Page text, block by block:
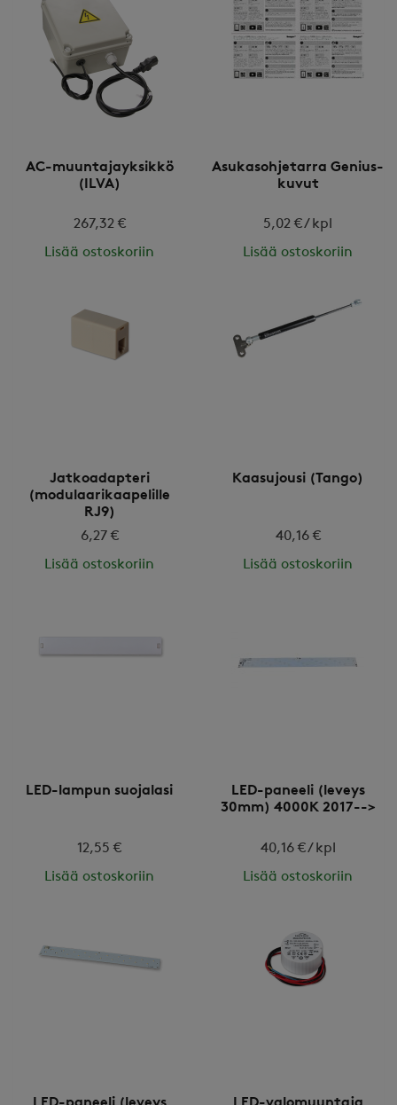
AC-muuntajayksikkö
(ILVA)
267,32 €
Lisää ostoskoriin
Asukasohjetarra Genius-
kuvut
5,02 € / kpl
Lisää ostoskoriin
Jatkoadapteri
(modulaarikaapelille
RJ9)
6,27 €
Lisää ostoskoriin
Kaasujousi (Tango)
40,16 €
Lisää ostoskoriin
LED-lampun suojalasi
12,55 €
Lisää ostoskoriin
LED-paneeli (leveys
30mm) 4000K 2017-->
40,16 € / kpl
Lisää ostoskoriin